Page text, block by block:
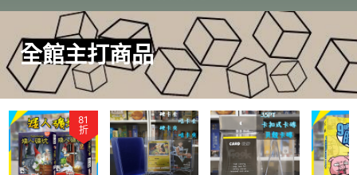
全館主打商品
81
折